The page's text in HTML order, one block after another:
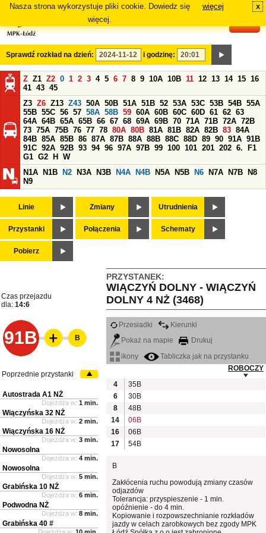
Nasza strona wykorzystuje pliki cookie. Dowiedz się
więcej.
więcej x
Sprawdź rozkład na dzień: i godzinę:
Z Z1 Z2 0 1 2 3 4 5 6 7 8 9 10A 10B 11 12 13 14 15 16
41 43 45
Z3 Z6 Z13 Z43 50A 50B 51A 51B 52 53A 53C 53B 54B 55A
55B 55C 56 57 58A 58B 59 60A 60B 60C 60D 61 62 63
64A 64B 65A 65B 66 67 68 69A 69B 70 71A 71B 72A 72B
73 75A 75B 76 77 78 80A 80B 81A 81B 82A 82B 83 84A
84B 85A 85B 86 87A 87B 88A 88B 88C 88D 89 90 91A 91B
91C 92A 92B 93 94 96 97A 97B 99 100 101 201 202 6.
F1
G1 G2 H
W
N1A
N1B N2 N3A N3B N4A N4B N5A N5B N6 N7A N7B
N8
N9
Linie Zmiany Utrudnienia
Przystanki Połączenia Schematy
Pobierz
PRZYSTANEK:
WIĄCZYŃ DOLNY - WIĄCZYŃ
DOLNY 4 NŻ (3468)
Czas przejazdu
dla: 14:6
91B
Przesiadki
Kierunki
Pokaż na mapie
Drukuj
ikony
Tabliczka jak na przystanku
ROBOCZY
4
35B
6
30B
8
48B
14
06B
16
06B
17
54B
B
Zakłócenia ruchu powodują zmiany czasów
odjazdów
Tolerancja: przyspieszenie - 1 min.
opóźnienie - do 4 min.
Kopiowanie i rozpowszechnianie rozkładów
jazdy w celach zarobkowych bez zgody MPK
B
Poprzednie przystanki
Autostrada A1 NŻ
Dojeżdża w: 1 min.
Wiączyńska 32 NŻ
Dojeżdża w: 2 min.
Wiączyńska 16 NŻ
Dojeżdża w: 3 min.
Nowosolna
Dojeżdża w: 4 min.
Nowosolna
Dojeżdża w: 5 min.
Grabińska 10 NŻ
Dojeżdża w: 6 min.
Podwodna NŻ
Dojeżdża w: 8 min.
Grabińska 40 #